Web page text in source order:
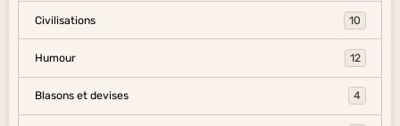
Civilisations 10
Humour 12
Blasons et devises 4